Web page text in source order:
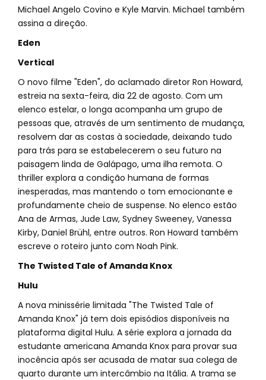
Michael Angelo Covino e Kyle Marvin. Michael também
assina a direção.
Eden
Vertical
O novo filme "Eden", do aclamado diretor Ron Howard,
estreia na sexta-feira, dia 22 de agosto. Com um
elenco estelar, o longa acompanha um grupo de
pessoas que, através de um sentimento de mudança,
resolvem dar as costas à sociedade, deixando tudo
para trás para se estabelecerem o seu futuro na
paisagem linda de Galápago, uma ilha remota. O
thriller explora a condição humana de formas
inesperadas, mas mantendo o tom emocionante e
profundamente cheio de suspense. No elenco estão
Ana de Armas, Jude Law, Sydney Sweeney, Vanessa
Kirby, Daniel Brühl, entre outros. Ron Howard também
escreve o roteiro junto com Noah Pink.
The Twisted Tale of Amanda Knox
Hulu
A nova minissérie limitada "The Twisted Tale of
Amanda Knox" já tem dois episódios disponíveis na
plataforma digital Hulu. A série explora a jornada da
estudante americana Amanda Knox para provar sua
inocência após ser acusada de matar sua colega de
quarto durante um intercâmbio na Itália. A trama se